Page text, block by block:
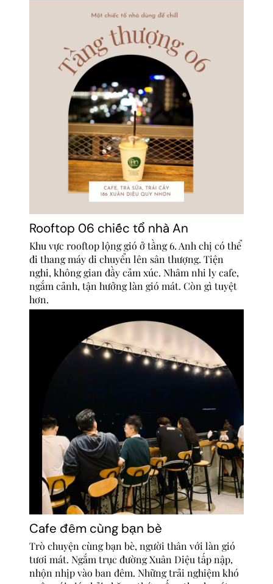
Rooftop 06 chiếc tổ nhà An
Khu vực rooftop lộng gió ở tầng 6. Anh chị có thể
đi thang máy di chuyển lên sân thượng. Tiện
nghi, không gian đầy cảm xúc. Nhâm nhi ly cafe,
ngắm cảnh, tận hưởng làn gió mát. Còn gì tuyệt
hơn.
Cafe đêm cùng bạn bè
Trò chuyện cùng bạn bè, người thân với làn gió
tươi mát. Ngắm trục đường Xuân Diệu tấp nập,
nhộn nhịp vào ban đêm. Những trải nghiệm khó